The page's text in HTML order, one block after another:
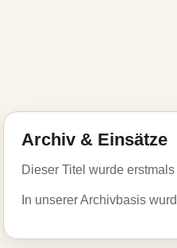
Archiv & Einsätze
Dieser Titel wurde erstmals
In unserer Archivbasis